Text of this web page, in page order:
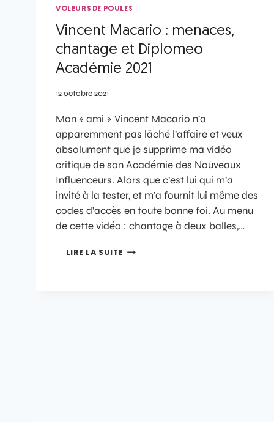
VOLEURS DE POULES
Vincent Macario : menaces,
chantage et Diplomeo
Académie 2021
12 octobre 2021
Mon « ami » Vincent Macario n’a
apparemment pas lâché l’affaire et veux
absolument que je supprime ma vidéo
critique de son Académie des Nouveaux
Influenceurs. Alors que c’est lui qui m’a
invité à la tester, et m’a fournit lui même des
codes d’accès en toute bonne foi. Au menu
de cette vidéo : chantage à deux balles,…
LIRE LA SUITE